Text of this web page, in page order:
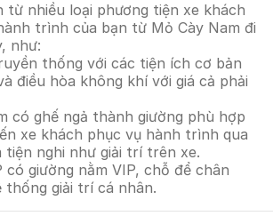
từ nhiều loại phương tiện xe khách
trình của bạn từ Mỏ Cày Nam đi
như:
thống với các tiện ích cơ bản
điều hòa không khí với giá cả phải
có ghế ngả thành giường phù hợp
xe khách phục vụ hành trình qua
tiện nghi như giải trí trên xe.
có giường nằm VIP, chỗ để chân
thống giải trí cá nhân.